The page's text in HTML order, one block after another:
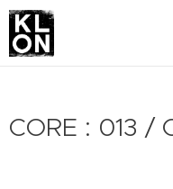
CORE : 013 /